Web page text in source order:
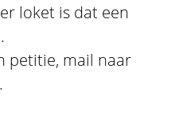
loket is dat een
petitie, mail naar